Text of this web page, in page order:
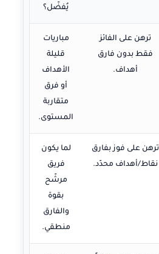
يُفضّل؟
ترهن على الفائز
فقط بدون فارق
أهداف.
مباريات
قليلة
الأهداف
أو فرق
متقاربة
المستوى.
ترهن على فوز بفارق
نقاط/أهداف محدّد.
لما يكون
فريق
مرشّح
بقوة
والفارق
منطقي.